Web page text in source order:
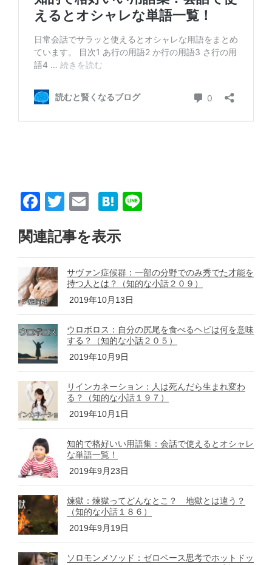
F
c
e
b
o
o
k
T
tt
er
ail
H
e
n
a
関連記事を表示
サヴァン症候群：一部の分野でのみ秀でた才能を
持つ人とは？（知的な小話２０９）
2019年10月13日
ウロボロス：自分の尻尾を食べるヘビは何を意味
する？（知的な小話２０５）
2019年10月9日
リインカネーション：人は死んだら生まれ変わ
る？（知的な小話１９７）
2019年10月1日
知的で格好いい用語集：会話で使えるとオシャレ
な単語一覧！
2019年9月23日
煉獄：煉獄ってどんなとこ？ 地獄とは違う？
（知的な小話１８６）
2019年9月19日
ソロモンメソッド：ゼロベース思考でホットドッ